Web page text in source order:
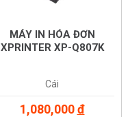
MÁY IN HÓA ĐƠN
XPRINTER XP-Q807K
Cái
1,080,000đ